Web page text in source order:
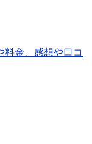
料金、感想や口コ